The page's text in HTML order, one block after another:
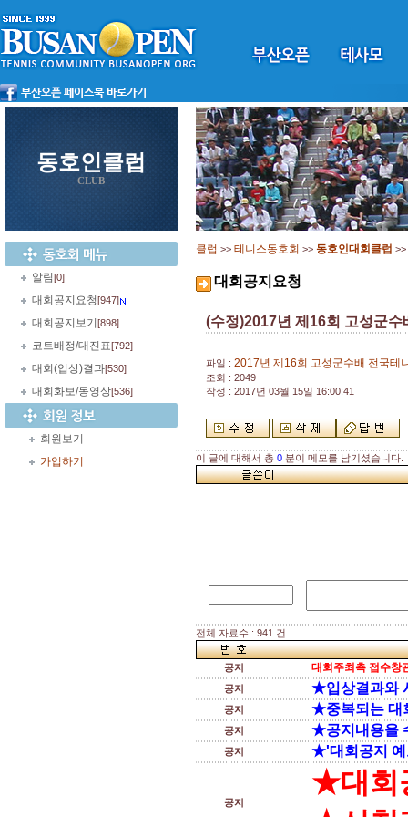
동호인클럽
CLUB
알림[0]
대회공지요청[947]
대회공지보기 [898]
코트배정/대진표[792]
대회(입상)결과[530]
대회화보/동영상[536]
회원보기
가입하기
클럽 >> 테니스동호회 >> 동호인대회클럽 >>
대회공지요청
(수정)2017년 제16회 고성군수
파일 : 2017년 제16회 고성군수배 전국테
조회 : 2049
작성 : 2017년 03월 15일 16:00:41
이 글에 대해서 총 0 분이 메모를 남기셨습니다.
전체 자료수 : 941 건
공지 대회주최측 접수창
공지 ★입상결과와
공지 ★중복되는 대
공지 ★공지내용을
공지 ★'대회공지 예
공지
★대회